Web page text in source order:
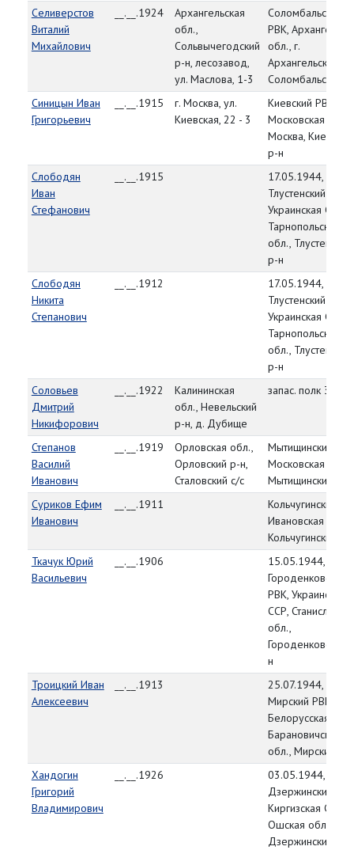
Селиверстов
Виталий
Михайлович
__.__.1924
Архангельская
обл.,
Сольвычегодский
р-н, лесозавод,
ул. Маслова, 1-3
Соломбальский
РВК,
обл., г.
Архангельск,
Соломбальский
Синицын Иван
Григорьевич
__.__.1915
г. Москва, ул.
Киевская, 22 - 3
Киевский РВК,
Московская обл.,
Москва, Киевский
р-н
Слободян
Иван
Стефанович
__.__.1915
17.05.1944,
Тлустенский РВК,
Украинская ССР,
Тарнопольская
обл., Тлустенский
р-н
Слободян
Никита
Степанович
__.__.1912
17.05.1944,
Тлустенский РВК,
Украинская ССР,
Тарнопольская
обл., Тлустенский
р-н
Соловьев
Дмитрий
Никифорович
__.__.1922
Калининская
обл., Невельский
р-н, д. Дубище
запас. полк 39
Степанов
Василий
Иванович
__.__.1919
Орловская обл.,
Орловский р-н,
Сталовский с/с
Мытищинский
Московская обл.,
Мытищинский р-н
Суриков Ефим
Иванович
__.__.1911
Кольчугинский
Ивановская обл.,
Кольчугинский р-
Ткачук Юрий
Васильевич
__.__.1906
15.05.1944,
Городенковский
РВК, Украинская
ССР,
обл.,
Городенковский
н
Троицкий Иван
Алексеевич
__.__.1913
25.07.1944,
Мирский РВК,
Белорусская ССР,
Барановичская
обл., Мирский р-н
Хандогин
Григорий
Владимирович
__.__.1926
03.05.1944,
Дзержинский
Киргизская ССР,
Ошская обл.,
Дзержинский р-н